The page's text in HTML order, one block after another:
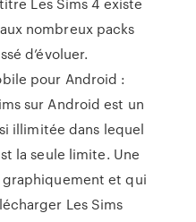
nombreux packs
d’évoluer.
pour Android :
sur Android est un
illimitée dans lequel
la seule limite. Une
et qui
Les Sims